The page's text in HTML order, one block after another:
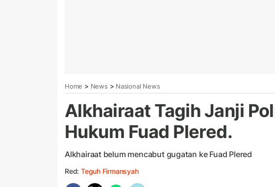
Home > News > Nasional News
Alkhairaat Tagih Janji
Hukum Fuad Plered.
Alkhairaat belum mencabut gugatan ke Fuad Plered
Red: Teguh Firmansyah